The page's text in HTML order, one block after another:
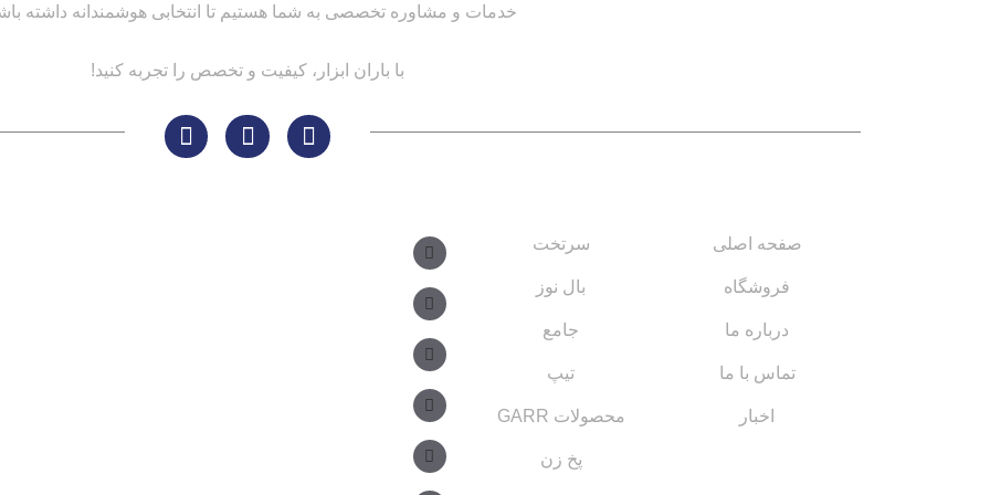
خدمات و مشاوره تخصصی به شما هستیم تا انتخابی هوشمندانه داشته
با باران ابزار، کیفیت و تخصص را تجربه کنید!
صفحه اصلی
فروشگاه
درباره ما
تماس با ما
اخبار
سرتخت
بال نوز
جامع
تیپ
محصولات GARR
پخ زن